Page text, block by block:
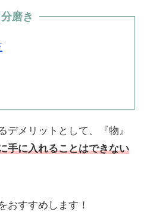
磨き
デメリットとして、『物』
手に入れることはできない
おすすめします！